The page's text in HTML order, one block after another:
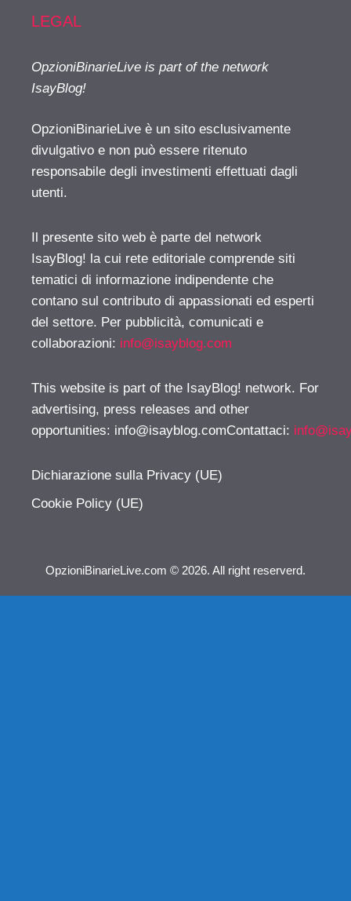
LEGAL
OpzioniBinarieLive is part of the network
IsayBlog!
OpzioniBinarieLive è un sito esclusivamente
divulgativo e non può essere ritenuto
responsabile degli investimenti effettuati dagli
utenti.
Il presente sito web è parte del network
IsayBlog! la cui rete editoriale comprende siti
tematici di informazione indipendente che
contano sul contributo di appassionati ed esperti
del settore. Per pubblicità, comunicati e
collaborazioni: info@isayblog.com
This website is part of the IsayBlog! network. For
advertising, press releases and other
opportunities: info@isayblog.comContattaci:
Dichiarazione sulla Privacy (UE)
Cookie Policy (UE)
OpzioniBinarieLive.com © 2026. All right reserverd.